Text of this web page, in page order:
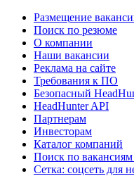
Размещение
Поиск по резюме
О компании
Наши вакансии
Реклама на сайте
Требования к ПО
Безопасный
HeadHunter API
Партнерам
Инвесторам
Каталог компаний
Поиск по
Сетка: соцсеть для